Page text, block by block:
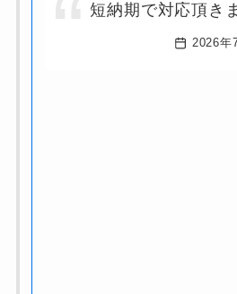
短納期で対応頂き
2026年